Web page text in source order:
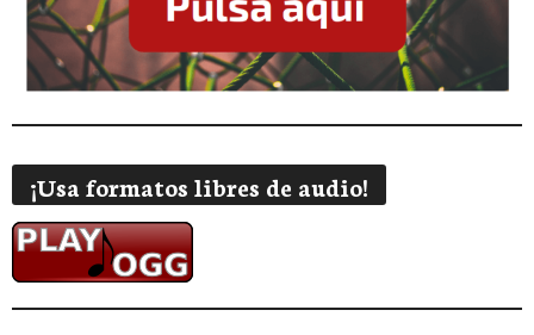
¡Usa formatos libres de audio!